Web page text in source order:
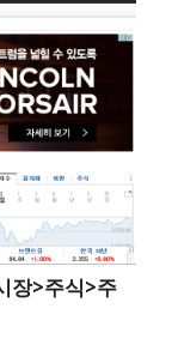
장>주식>주